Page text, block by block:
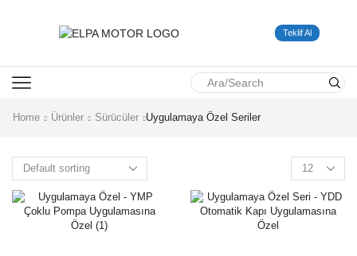
Teklif Al
SEARCH
Home Ürünler Sürücüler Uygulamaya Özel Seriler